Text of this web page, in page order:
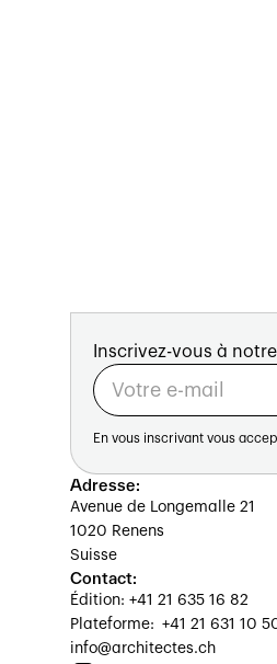
Inscrivez-vous à
En vous inscrivant vous
Adresse:
Avenue de Longemalle 21
1020 Renens
Suisse
Contact:
Édition: +41 21 635 16 82
Plateforme: +41 21 631 10
info@architectes.ch